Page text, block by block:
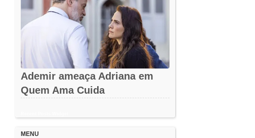
Ademir ameaça Adriana em
Quem Ama Cuida
MENU